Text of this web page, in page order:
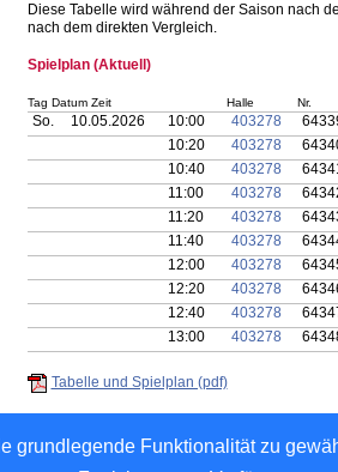
grundlegende Funktionalität zu
Diese Tabelle wird während der Saison nach
nach dem direkten Vergleich.
Spielplan (Aktuell)
Tag Datum Zeit Halle Nr.
So. 10.05.2026 10:00 403278
10:20
403278
10:40
403278
11:00
403278
11:20
403278
11:40
403278
12:00
403278
12:20
403278
12:40
403278
13:00
403278
Tabelle und Spielplan (pdf)
Für den Inhalt verantwortlich: Handballverband